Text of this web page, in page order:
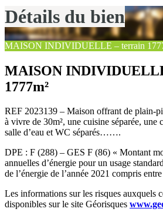
Détails du bien
MAISON INDIVIDUELLE – terrain
MAISON
1777m²
REF 2023139 – Maison offrant de plain-
à vivre de 30m², une cuisine séparée, une
salle d’eau et WC séparés…….
DPE : F (288) – GES F (86) « Montant
annuelles d’énergie pour un usage
de l’énergie de l’année 2021 compris
Les informations sur les risques auxquels
disponibles sur le site Géorisques